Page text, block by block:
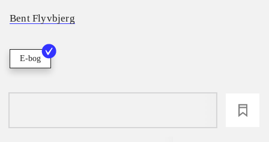
Bent Flyvbjerg
E-bog